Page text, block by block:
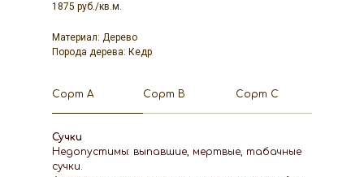
1875 руб./кв.м.
Материал: Дерево
Порода дерева: Кедр
Сорт А Сорт В Сорт С
Сучки
Недопустимы: выпавшие, мертвые, табачные
сучки.